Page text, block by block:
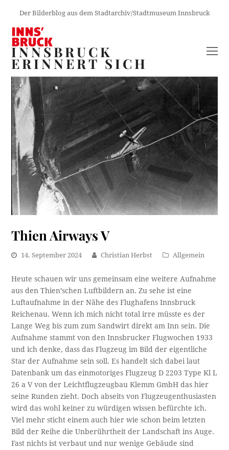
Der Bilderblog aus dem Stadtarchiv/Stadtmuseum Innsbruck
INNSBRUCK
ERINNERT SICH
Thien Airways V
14. September 2024 Christian Herbst Allgemein
Heute schauen wir uns gemeinsam eine weitere Aufnahme
aus den Thien’schen Luftbildern an. Zu sehe ist eine
Luftaufnahme in der Nähe des Flughafens Innsbruck
Reichenau. Wenn ich mich nicht total irre müsste es der
Lange Weg bis zum zum Sandwirt direkt am Inn sein. Die
Aufnahme stammt von den Innsbrucker Flugwochen 1933
und ich denke, dass das Flugzeug im Bild der eigentliche
Star der Aufnahme sein soll. Es handelt sich dabei laut
Datenbank um das einmotoriges Flugzeug D 2203 Type Kl L
26 a V von der Leichtflugzeugbau Klemm GmbH das hier
seine Runden zieht. Doch abseits von Flugzeugenthusiasten
wird das wohl keiner zu würdigen wissen befürchte ich.
Viel mehr sticht einem auch hier wie schon beim letzten
Bild der Reihe die Unberührtheit der Landschaft ins Auge.
Fast nichts ist verbaut und nur wenige Gebäude sind